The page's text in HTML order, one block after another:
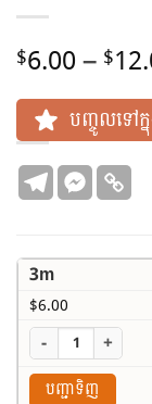
$6.00– $
បញ្ចូលទៅក្
3m
$6.00
- +
បញ្ជាទិញ